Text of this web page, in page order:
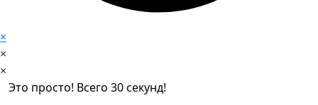
×
×
×
Это просто! Всего 30 секунд!